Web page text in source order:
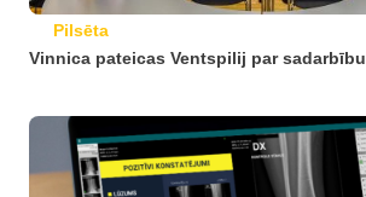
Pilsēta
Vinnica pateicas Ventspilij par sadarbību